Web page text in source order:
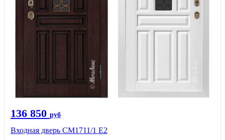
136 850 руб
Входная дверь CМ1711/1 Е2